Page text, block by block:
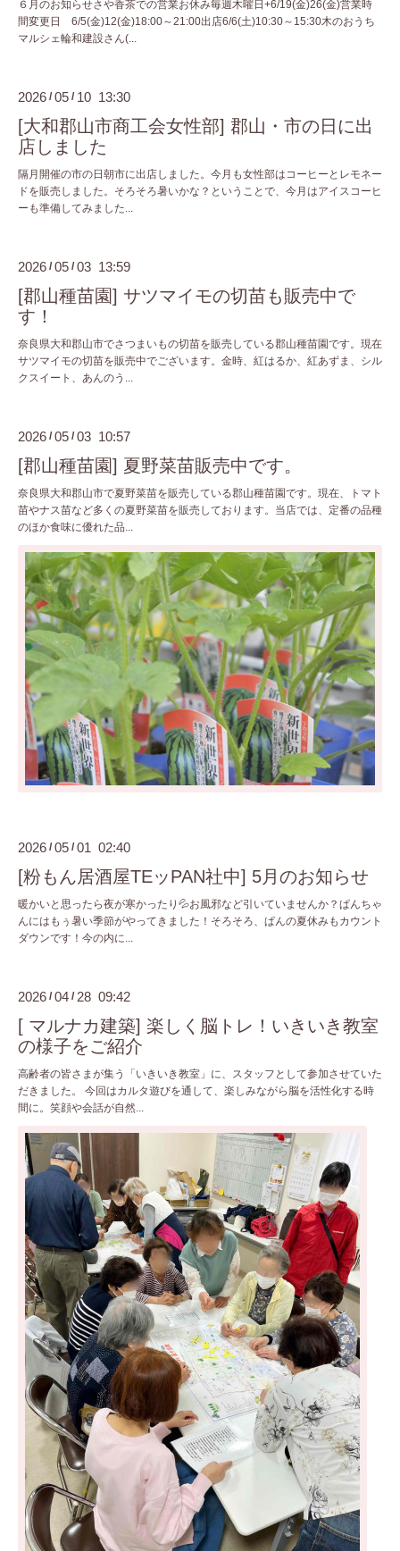
６月のお知らせさや香茶での営業お休み毎週木曜日+6/19(金)26(金)営業時
間変更日 6/5(金)12(金)18:00～21:00出店6/6(土)10:30～15:30木のおうち
マルシェ輪和建設さん(...
2026 /05 / 10 13:30
[大和郡山市商工会女性部] 郡山・市の日に出
店しました
隔月開催の市の日朝市に出店しました。今月も女性部はコーヒーとレモネー
ドを販売しました。そろそろ暑いかな？ということで、今月はアイスコーヒ
ーも準備してみました...
2026 /05 /03 13:59
[郡山種苗園] サツマイモの切苗も販売中で
す！
奈良県大和郡山市でさつまいもの切苗を販売している郡山種苗園です。現在
サツマイモの切苗を販売中でございます。金時、紅はるか、紅あずま、シル
クスイート、あんのう...
2026 /05 /03 10:57
[郡山種苗園] 夏野菜苗販売中です。
奈良県大和郡山市で夏野菜苗を販売している郡山種苗園です。現在、トマト
苗やナス苗など多くの夏野菜苗を販売しております。当店では、定番の品種
のほか食味に優れた品...
2026 /05 /01 02:40
[粉もん居酒屋TEッPAN社中] 5月のお知らせ
暖かいと思ったら夜が寒かったり💦お風邪など引いていませんか？ぱんちゃ
んにはもぅ暑い季節がやってきました！そろそろ、ぱんの夏休みもカウント
ダウンです！今の内に...
2026 /04 / 28 09:42
[ マルナカ建築] 楽しく脳トレ！いきいき教室
の様子をご紹介
高齢者の皆さまが集う「いきいき教室」に、スタッフとして参加させていた
だきました。 今回はカルタ遊びを通して、楽しみながら脳を活性化する時
間に。笑顔や会話が自然...